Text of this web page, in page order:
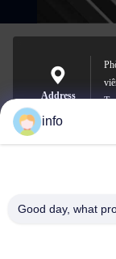
Address
info
Good day, what